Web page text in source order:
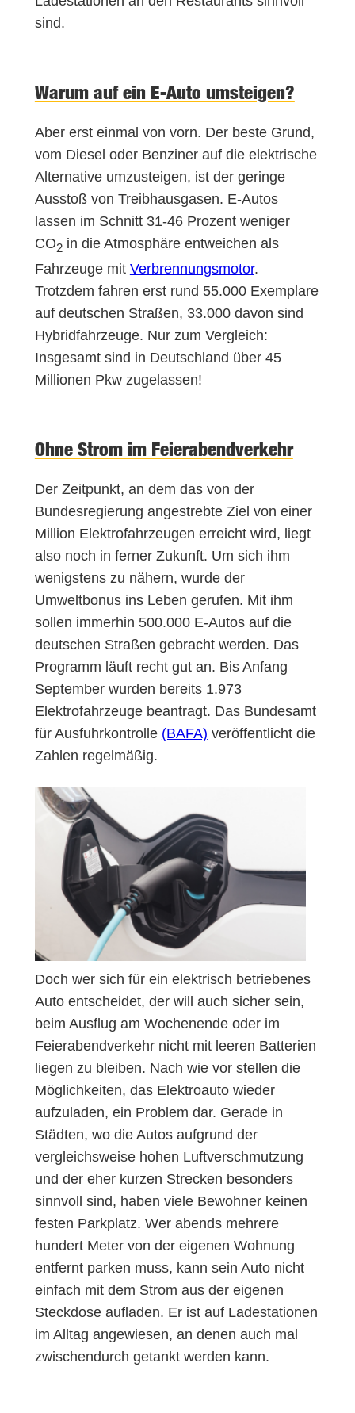
sind.
Warum auf ein E-Auto umsteigen?
Aber erst einmal von vorn. Der beste Grund,
vom Diesel oder Benziner auf die elektrische
Alternative umzusteigen, ist der geringe
Ausstoß von Treibhausgasen. E-Autos
lassen im Schnitt 31-46 Prozent weniger
CO2in die Atmosphäre entweichen als
Fahrzeuge mit Verbrennungsmotor.
Trotzdem fahren erst rund 55.000 Exemplare
auf deutschen Straßen, 33.000 davon sind
Hybridfahrzeuge. Nur zum Vergleich:
Insgesamt sind in Deutschland über 45
Millionen Pkw zugelassen!
Ohne Strom im Feierabendverkehr
Der Zeitpunkt, an dem das von der
Bundesregierung angestrebte Ziel von einer
Million Elektrofahrzeugen erreicht wird, liegt
also noch in ferner Zukunft. Um sich ihm
wenigstens zu nähern, wurde der
Umweltbonus ins Leben gerufen. Mit ihm
sollen immerhin 500.000 E-Autos auf die
deutschen Straßen gebracht werden. Das
Programm läuft recht gut an. Bis Anfang
September wurden bereits 1.973
Elektrofahrzeuge beantragt. Das Bundesamt
für Ausfuhrkontrolle (BAFA) veröffentlicht die
Zahlen regelmäßig.
Doch wer sich für ein elektrisch betriebenes
Auto entscheidet, der will auch sicher sein,
beim Ausflug am Wochenende oder im
Feierabendverkehr nicht mit leeren Batterien
liegen zu bleiben. Nach wie vor stellen die
Möglichkeiten, das Elektroauto wieder
aufzuladen, ein Problem dar. Gerade in
Städten, wo die Autos aufgrund der
vergleichsweise hohen Luftverschmutzung
und der eher kurzen Strecken besonders
sinnvoll sind, haben viele Bewohner keinen
festen Parkplatz. Wer abends mehrere
hundert Meter von der eigenen Wohnung
entfernt parken muss, kann sein Auto nicht
einfach mit dem Strom aus der eigenen
Steckdose aufladen. Er ist auf Ladestationen
im Alltag angewiesen, an denen auch mal
zwischendurch getankt werden kann.